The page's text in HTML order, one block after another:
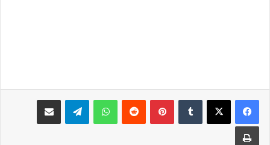
فیس بوک X ‫پین‌ترست ‫رددیت واتس آپ تلگرام
چاپ